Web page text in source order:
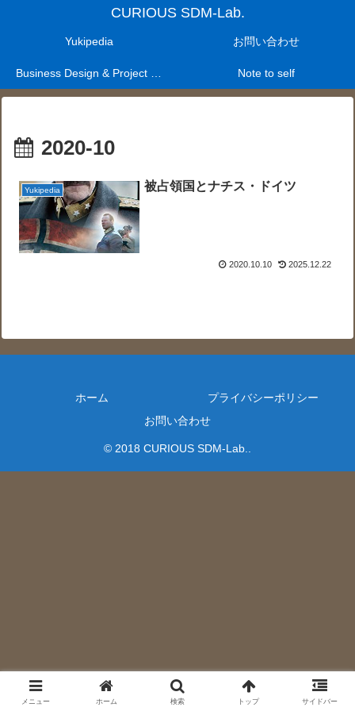
CURIOUS SDM-Lab.
Yukipedia お問い合わせ
Note to self
2020-10
Yukipedia 被占領国とナチス・ドイツ
2020.10.10 2025.12.22
ホーム
プライバシーポリシー
お問い合わせ
© 2018 CURIOUS SDM-Lab..
メニュー ホーム 検索 トップ サイドバー